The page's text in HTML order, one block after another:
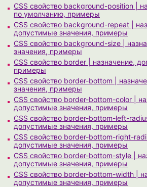
CSS свойство background-position |
по умолчанию, примеры
CSS свойство background-repeat |
допустимые значения, примеры
CSS свойство background-size |
значения, примеры
CSS свойство border | назначение,
примеры
CSS свойство border-bottom |
значения, примеры
CSS свойство border-bottom-color |
допустимые значения, примеры
CSS свойство border-bottom-left-
допустимые значения, примеры
CSS свойство border-bottom-right-
допустимые значения, примеры
CSS свойство border-bottom-style |
допустимые значения, примеры
CSS свойство border-bottom-width |
допустимые значения, примеры